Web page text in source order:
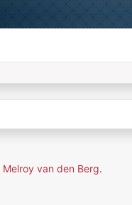
Melroy van den Berg.